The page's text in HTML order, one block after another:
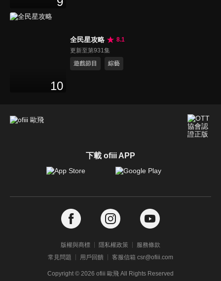
10
全民星攻略
8.1
更新至第931集
遊戲節目
綜藝
下載 ofiii APP
版權與商標 隱私權政策
服務條款
常見問題
用戶回饋 客服信箱 csr@ofiii.com
Copyright © 2026 ofiii 歐飛 All Rights Reserved